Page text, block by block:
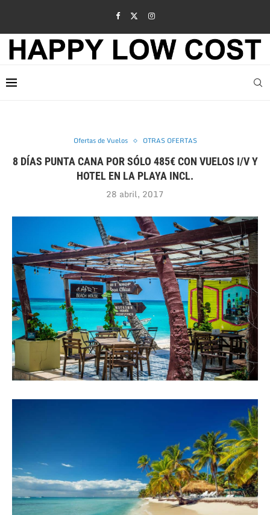
Ofertas de Vuelos OTRAS OFERTAS
8 DÍAS PUNTA CANA POR SÓLO 485€ CON VUELOS I/V Y
HOTEL EN LA PLAYA INCL.
28 abril, 2017